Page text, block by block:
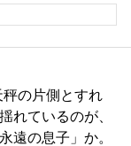
秤の片側とすれ
れているのが、
遠の息子」か。